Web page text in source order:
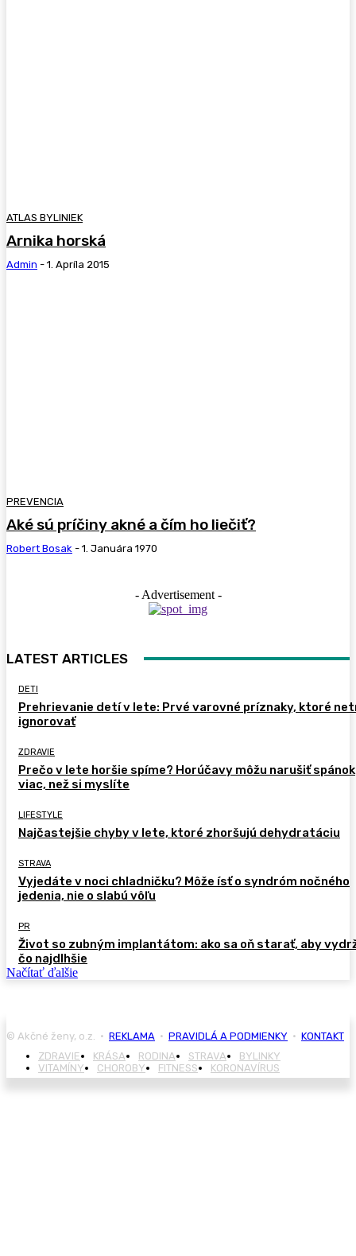
ATLAS BYLINIEK
Arnika horská
Admin - 1. Apríla 2015
PREVENCIA
Aké sú príčiny akné a čím ho liečiť?
Robert Bosak - 1. Januára 1970
- Advertisement -
LATEST ARTICLES
DETI
Prehrievanie detí v lete: Prvé varovné príznaky, ktoré
ignorovať
ZDRAVIE
Prečo v lete horšie spíme? Horúčavy môžu narušiť spánok
viac, než si myslíte
LIFESTYLE
Najčastejšie chyby v lete, ktoré zhoršujú dehydratáciu
STRAVA
Vyjedáte v noci chladničku? Môže ísť o syndróm nočného
jedenia, nie o slabú vôľu
PR
Život so zubným implantátom: ako sa oň starať, aby
čo najdlhšie
Načítať ďalšie
© Akčné ženy, o.z. • REKLAMA • PRAVIDLÁ A PODMIENKY • KONTAKT
ZDRAVIE
KRÁSA RODINA STRAVA
BYLINKY
VITAMÍNY
CHOROBY FITNESS KORONAVÍRUS